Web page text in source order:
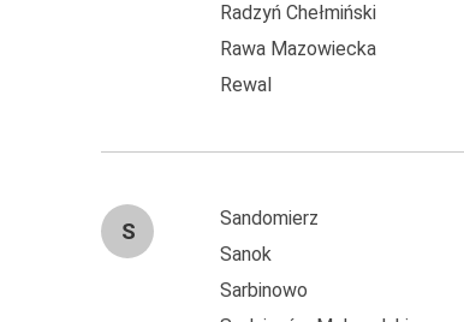
Radzyń Chełmiński
Rawa Mazowiecka
Rewal
S
Sandomierz
Sanok
Sarbinowo